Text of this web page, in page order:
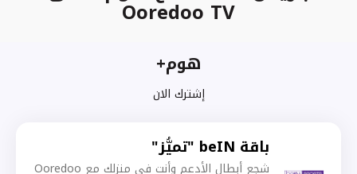
Ooredoo TV
هوم+
إشترك الان
باقة beIN "تميُّز"
شجع أبطال الأدعم وأنت في منزلك مع Ooredoo